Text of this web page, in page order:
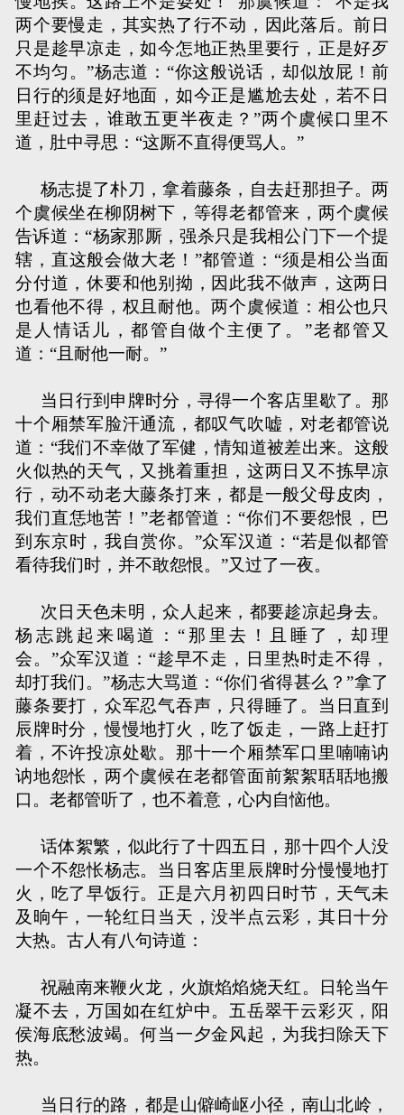
两个要慢走，其实热了行不动，因此落后。前日
只是趁早凉走，如今怎地正热里要行，正是好歹
不均匀。”杨志道：“你这般说话，却似放屁！前
日行的须是好地面，如今正是尴尬去处，若不日
里赶过去，谁敢五更半夜走？”两个虞候口里不
道，肚中寻思：“这厮不直得便骂人。”
杨志提了朴刀，拿着藤条，自去赶那担子。两
个虞候坐在柳阴树下，等得老都管来，两个虞候
告诉道：“杨家那厮，强杀只是我相公门下一个提
辖，直这般会做大老！”都管道：“须是相公当面
分付道，休要和他别拗，因此我不做声，这两日
也看他不得，权且耐他。两个虞候道：相公也只
是人情话儿，都管自做个主便了。”老都管又
道：“且耐他一耐。”
当日行到申牌时分，寻得一个客店里歇了。那
十个厢禁军脸汗通流，都叹气吹嘘，对老都管说
道：“我们不幸做了军健，情知道被差出来。这般
火似热的天气，又挑着重担，这两日又不拣早凉
行，动不动老大藤条打来，都是一般父母皮肉，
我们直恁地苦！”老都管道：“你们不要怨恨，巴
到东京时，我自赏你。”众军汉道：“若是似都管
看待我们时，并不敢怨恨。”又过了一夜。
次日天色未明，众人起来，都要趁凉起身去。
杨志跳起来喝道：“那里去！且睡了，却理
会。”众军汉道：“趁早不走，日里热时走不得，
却打我们。”杨志大骂道：“你们省得甚么？”拿了
藤条要打，众军忍气吞声，只得睡了。当日直到
辰牌时分，慢慢地打火，吃了饭走，一路上赶打
着，不许投凉处歇。那十一个厢禁军口里喃喃讷
讷地怨怅，两个虞候在老都管面前絮絮聒聒地搬
口。老都管听了，也不着意，心内自恼他。
话体絮繁，似此行了十四五日，那十四个人没
一个不怨怅杨志。当日客店里辰牌时分慢慢地打
火，吃了早饭行。正是六月初四日时节，天气未
及晌午，一轮红日当天，没半点云彩，其日十分
大热。古人有八句诗道：
祝融南来鞭火龙，火旗焰焰烧天红。日轮当午
凝不去，万国如在红炉中。五岳翠干云彩灭，阳
侯海底愁波竭。何当一夕金风起，为我扫除天下
热。
当日行的路，都是山僻崎岖小径，南山北岭，